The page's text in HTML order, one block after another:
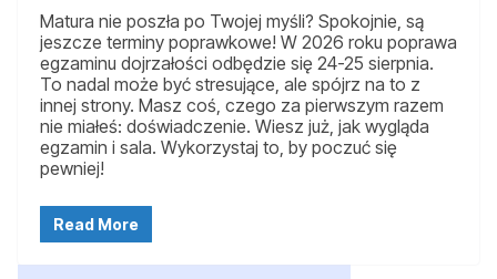
Matura nie poszła po Twojej myśli? Spokojnie, są
jeszcze terminy poprawkowe! W 2026 roku poprawa
egzaminu dojrzałości odbędzie się 24-25 sierpnia.
To nadal może być stresujące, ale spójrz na to z
innej strony. Masz coś, czego za pierwszym razem
nie miałeś: doświadczenie. Wiesz już, jak wygląda
egzamin i sala. Wykorzystaj to, by poczuć się
pewniej!
Read More